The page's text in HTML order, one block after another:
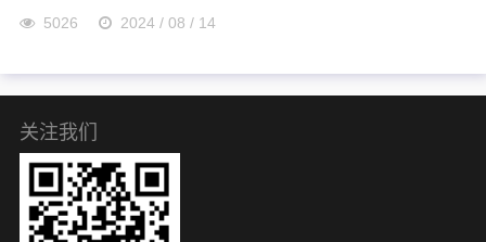
5026 2024 / 08 / 14
关注我们